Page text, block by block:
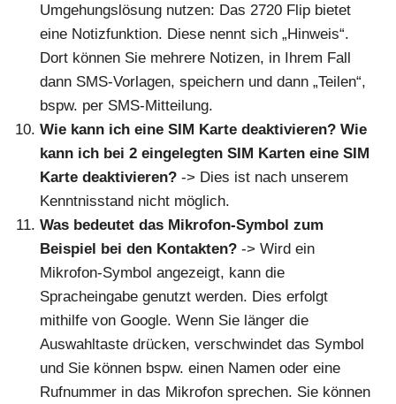
Umgehungslösung nutzen: Das 2720 Flip bietet
eine Notizfunktion. Diese nennt sich „Hinweis“.
Dort können Sie mehrere Notizen, in Ihrem Fall
dann SMS-Vorlagen, speichern und dann „Teilen“,
bspw. per SMS-Mitteilung.
Wie kann ich eine SIM Karte deaktivieren? Wie
kann ich bei 2 eingelegten SIM Karten eine SIM
Karte deaktivieren? -> Dies ist nach unserem
Kenntnisstand nicht möglich.
Was bedeutet das Mikrofon-Symbol zum
Beispiel bei den Kontakten? -> Wird ein
Mikrofon-Symbol angezeigt, kann die
Spracheingabe genutzt werden. Dies erfolgt
mithilfe von Google. Wenn Sie länger die
Auswahltaste drücken, verschwindet das Symbol
und Sie können bspw. einen Namen oder eine
Rufnummer in das Mikrofon sprechen. Sie können